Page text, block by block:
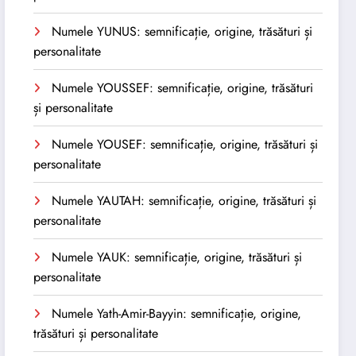
Numele YUNUS: semnificație, origine, trăsături și
personalitate
Numele YOUSSEF: semnificație, origine, trăsături
și personalitate
Numele YOUSEF: semnificație, origine, trăsături și
personalitate
Numele YAUTAH: semnificație, origine, trăsături și
personalitate
Numele YAUK: semnificație, origine, trăsături și
personalitate
Numele Yath-Amir-Bayyin: semnificație, origine,
trăsături și personalitate